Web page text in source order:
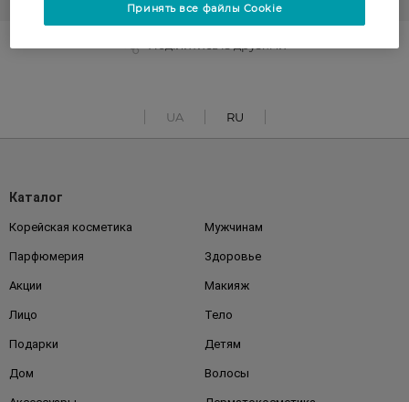
UA RU
Каталог
Корейская косметика Мужчинам
Парфюмерия Здоровье
Акции Макияж
Лицо Тело
Подарки Детям
Дом Волосы
Принять все файлы Cookie